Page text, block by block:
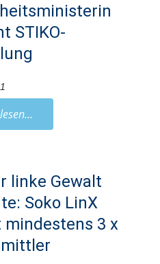
STIKO-
linke Gewalt
Soko LinX
mindestens 3 x